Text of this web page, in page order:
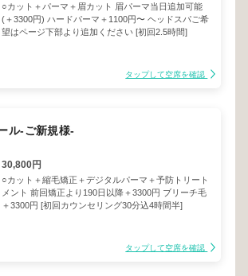
○カット＋パーマ＋眉カット 眉パーマ当日追加可能
(＋3300円) ハードパーマ＋1100円〜 ヘッドスパご希
望はページ下部より追加ください [初回2.5時間]
タップして空席を確認
ル-ご新規様-
30,800円
○カット＋縮毛矯正＋デジタルパーマ＋予防トリート
メント 前回矯正より190日以降＋3300円 ブリーチ毛
＋3300円 [初回カウンセリング30分込4時間半]
タップして空席を確認